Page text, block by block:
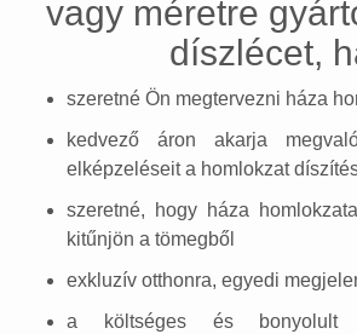
vagy méretre
díszlécet,
szeretné Ön megtervezni háza
kedvező áron akarja
elképzeléseit a homlokzat
szeretné, hogy háza
kitűnjön a tömegből
exkluzív otthonra, egyedi
a költséges és bonyolult